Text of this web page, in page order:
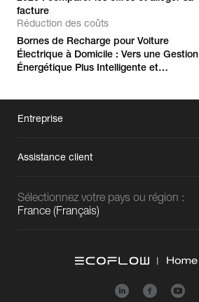
facture
Réduction des coûts
Bornes de Recharge pour Voiture
Électrique à Domicile : Vers une Gestion
Énergétique Plus Intelligente et
Entreprise
Assistance client
Sélectionnez votre pays ou région :
France (Français)